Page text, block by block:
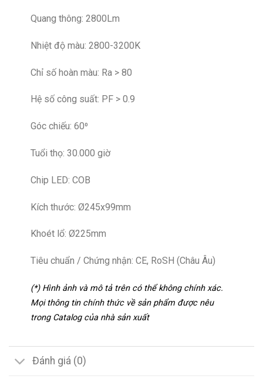
Quang thông: 2800Lm
Nhiệt độ màu: 2800-3200K
Chỉ số hoàn màu: Ra > 80
Hệ số công suất: PF > 0.9
Góc chiếu: 60⁰
Tuổi thọ: 30.000 giờ
Chip LED: COB
Kích thước: Ø245x99mm
Khoét lổ: Ø225mm
Tiêu chuẩn / Chứng nhận: CE, RoSH (Châu Âu)
(*) Hình ảnh và mô tả trên có thể không chính xác.
Mọi thông tin chính thức về sản phẩm được nêu
trong Catalog của nhà sản xuất
Đánh giá (0)